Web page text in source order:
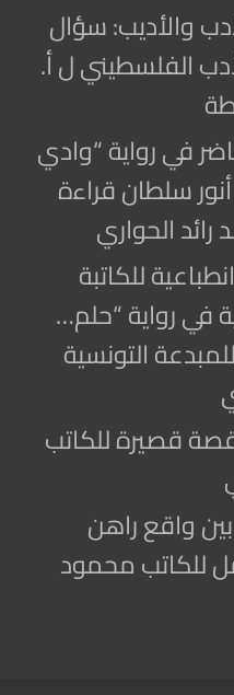
والأديب: سؤال
الفلسطيني ل أ.
في رواية “وادي
سلطان قراءة
رائد الحواري
للكاتبة
في رواية “حلم…
التونسية
قصيرة للكاتب
بين واقع راهن
للكاتب محمود